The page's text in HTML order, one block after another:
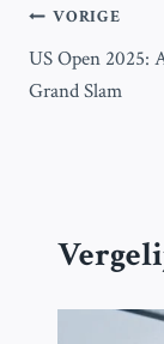
Bericht
navigatie
VORIGE
US Open 2025:
Grand Slam